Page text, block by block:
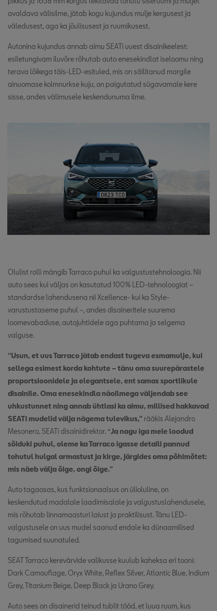
avaldava välisilme, jätab kogu kujundus mulje kergusest ja
väledusest, aga ka jõulisusest ja ruumikusest.
Autonina kujundus annab aimu SEATi uuest disainikeelest:
esiletungivam iluvõre rõhutab auto enesekindlat iseloomu ning
terava lõikega täis-LED-esituled, mis on säilitanud margile
ainuomase kolmnurkse kuju, on paigutatud sügavamale kere
sisse, andes välimusele keskendunuma ilme.
Olulist rolli mängib Tarraco puhul ka valgustustehnoloogia. Nii
auto sees kui väljas on kasutatud 100% LED-tehnoloogiat –
standardse lahendusena nii Xcellence- kui ka Style-
varustustaseme puhul –, andes disaineritele suurema
loomevabaduse, autojuhtidele aga puhtama ja selgema
valguse.
“Usun, et uus Tarraco jätab endast tugeva esmamulje, kui
sellega esimest korda kohtute – tänu oma suurepärastele
proportsioonidele ja elegantsele, ent samas sportlikule
disainile. Oma enesekindla näoilmega väljendab see
uhkustunnet ning annab ühtlasi ka aimu, millised hakkavad
SEATi mudelid välja nägema tulevikus,” rääkis Alejandro
Mesonero, SEATi disainidirektor. “Ja nagu iga meie loodud
sõiduki puhul, oleme ka Tarraco igasse detaili pannud
tohutul hulgal armastust ja kirge, järgides oma põhimõtet:
mis näeb välja õige, ongi õige.”
Auto tagaosas, kus funktsionaalsus on ülioluline, on
keskendutud madalale laadimisalale ja valgustuslahendusele,
mis rõhutab linnamaasturi laiust ja praktilisust. Tänu LED-
valgustusele on uus mudel saanud endale ka dünaamilised
tagumised suunatuled.
SEAT Tarraco kerevärvide valikusse kuulub kaheksa eri tooni:
Dark Camouflage, Oryx White, Reflex Silver, Atlantic Blue, Indium
Grey, Titanium Beige, Deep Black ja Urano Grey.
Auto sees on disainerid teinud tublit tööd, et luua ruum, kus